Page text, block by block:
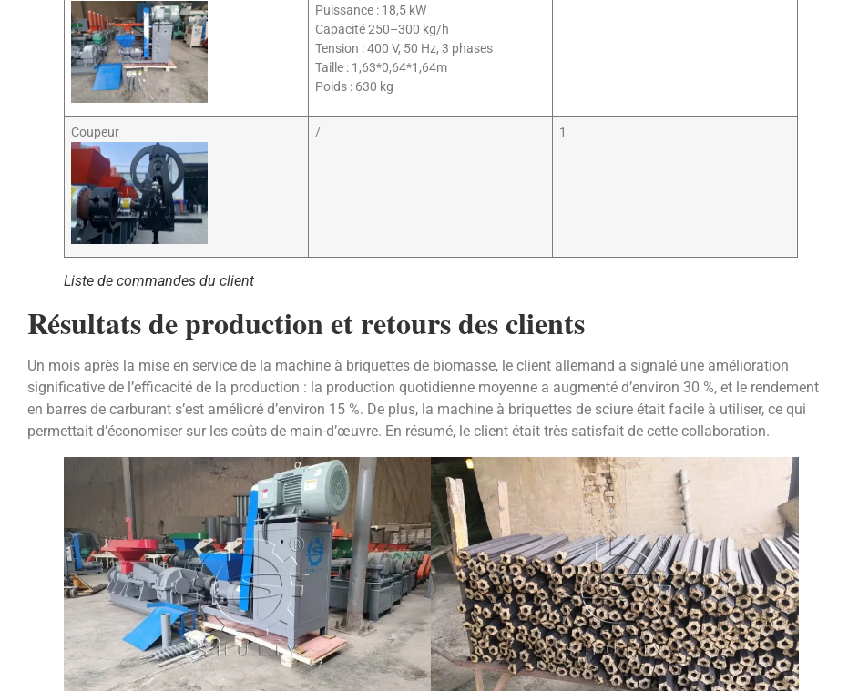
Puissance : 18,5 kW
Capacité 250–300 kg/h
Tension : 400 V, 50 Hz, 3 phases
Taille : 1,63*0,64*1,64m
Poids : 630 kg
Coupeur / 1
Liste de commandes du client
Résultats de production et retours des clients
Un mois après la mise en service de la machine à briquettes de biomasse, le client allemand a signalé une amélioration
significative de l’efficacité de la production : la production quotidienne moyenne a augmenté d’environ 30 %, et le rendement
en barres de carburant s’est amélioré d’environ 15 %. De plus, la machine à briquettes de sciure était facile à utiliser, ce qui
permettait d’économiser sur les coûts de main-d’œuvre. En résumé, le client était très satisfait de cette collaboration.